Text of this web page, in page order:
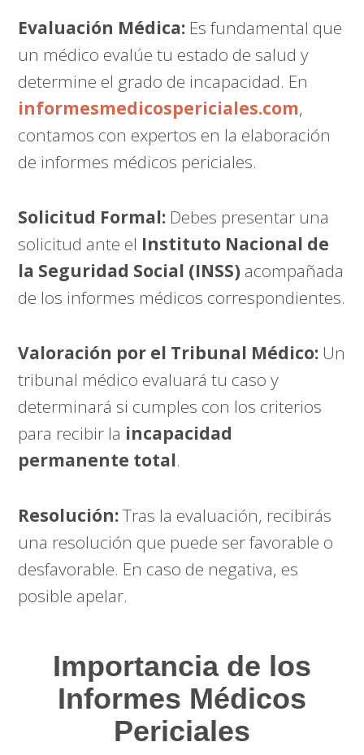
Evaluación Médica: Es fundamental que
un médico evalúe tu estado de salud y
determine el grado de incapacidad. En
informesmedicospericiales.com,
contamos con expertos en la elaboración
de informes médicos periciales.
Solicitud Formal: Debes presentar una
solicitud ante el Instituto Nacional de
la Seguridad Social (INSS) acompañada
de los informes médicos correspondientes.
Valoración por el Tribunal Médico: Un
tribunal médico evaluará tu caso y
determinará si cumples con los criterios
para recibir la incapacidad
permanente total.
Resolución:Tras la evaluación, recibirás
una resolución que puede ser favorable o
desfavorable. En caso de negativa, es
posible apelar.
Importancia de los
Informes Médicos
Periciales